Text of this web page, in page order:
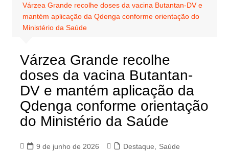
Várzea Grande recolhe doses da vacina Butantan-DV e
mantém aplicação da Qdenga conforme orientação do
Ministério da Saúde
Várzea Grande recolhe
doses da vacina Butantan-
DV e mantém aplicação da
Qdenga conforme orientação
do Ministério da Saúde
9 de junho de 2026 Destaque Saúde